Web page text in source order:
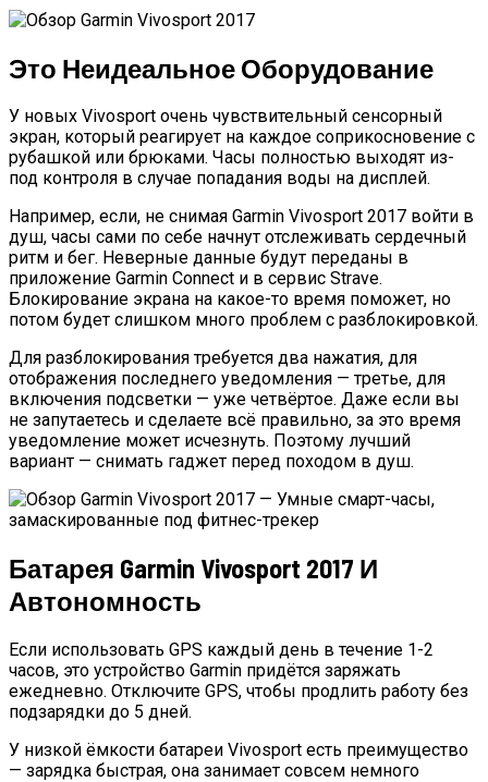
Это Неидеальное Оборудование
У новых Vivosport очень чувствительный сенсорный
экран, который реагирует на каждое соприкосновение с
рубашкой или брюками. Часы полностью выходят из-
под контроля в случае попадания воды на дисплей.
Например, если, не снимая Garmin Vivosport 2017 войти в
душ, часы сами по себе начнут отслеживать сердечный
ритм и бег. Неверные данные будут переданы в
приложение Garmin Connect и в сервис Strave.
Блокирование экрана на какое-то время поможет, но
потом будет слишком много проблем с разблокировкой.
Для разблокирования требуется два нажатия, для
отображения последнего уведомления — третье, для
включения подсветки — уже четвёртое. Даже если вы
не запутаетесь и сделаете всё правильно, за это время
уведомление может исчезнуть. Поэтому лучший
вариант — снимать гаджет перед походом в душ.
Батарея Garmin Vivosport 2017 И
Автономность
Если использовать GPS каждый день в течение 1-2
часов, это устройство Garmin придётся заряжать
ежедневно. Отключите GPS, чтобы продлить работу без
подзарядки до 5 дней.
У низкой ёмкости батареи Vivosport есть преимущество
— зарядка быстрая, она занимает совсем немного